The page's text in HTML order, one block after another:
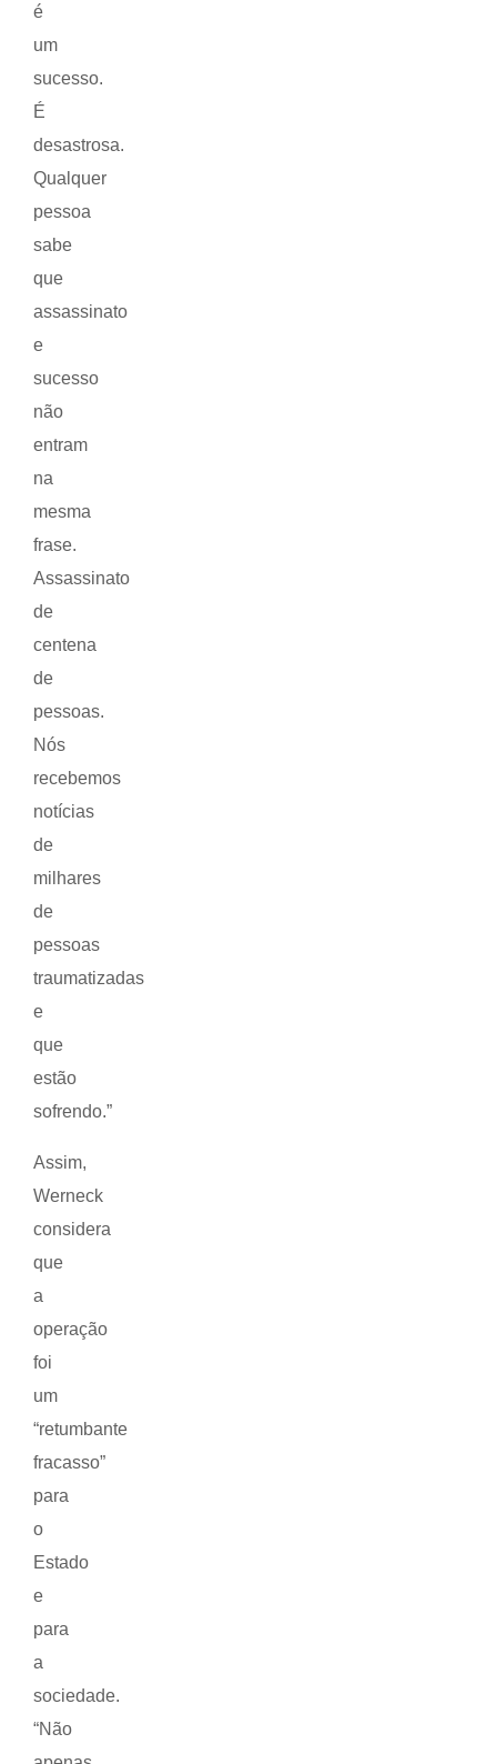
é
um
sucesso.
É
desastrosa.
Qualquer
pessoa
sabe
que
assassinato
e
sucesso
não
entram
na
mesma
frase.
Assassinato
de
centena
de
pessoas.
Nós
recebemos
notícias
de
milhares
de
pessoas
traumatizadas
e
que
estão
sofrendo.”
Assim,
Werneck
considera
que
a
operação
foi
um
“retumbante
fracasso”
para
o
Estado
e
para
a
sociedade.
“Não